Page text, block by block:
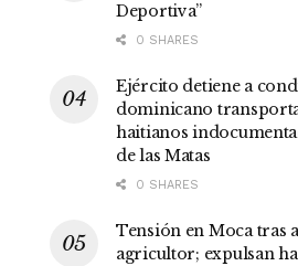
Deportiva”
0 SHARES
Ejército detiene a
dominicano
haitianos
de las Matas
0 SHARES
Tensión en Moca tras
agricultor; expulsan